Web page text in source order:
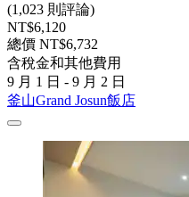
(1,023 則評論)
NT$6,120
總價 NT$6,732
含稅金和其他費用
9 月 1 日 - 9 月 2 日
釜山Grand Josun飯店